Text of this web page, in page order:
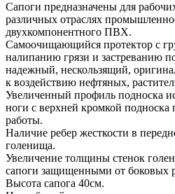
Сапоги предназначены для
различных отраслях
двухкомпонентного ПВХ.
Самоочищающийся протектор с
налипанию грязи и застреванию
надежный, нескользящий,
к воздействию нефтяных,
Увеличенный профиль подноска
ноги с верхней кромкой
работы.
Наличие ребер жесткости в
голенища.
Увеличение толщины стенок
сапоги защищенными от боковых
Высота сапога 40см.